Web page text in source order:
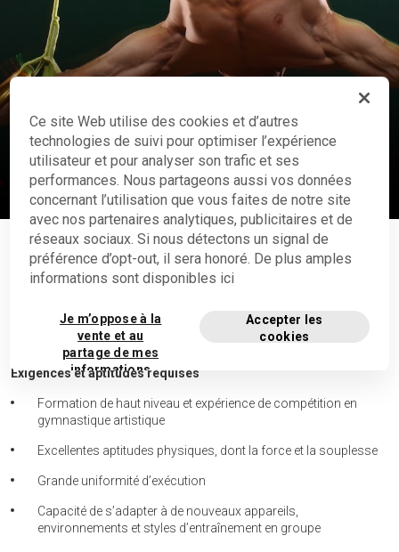
Gymnastique artistique
Démonstration dans les spectacles
Voir la vidéo
AUTRES INFORMATIONS
la force et de l'énergie. En tant qu'artiste féminine, votre dynamisme,
votre souplesse et votre grâce seront des éléments clés.
Exigences et aptitudes requises
Formation de haut niveau et expérience de compétition en
gymnastique artistique
Excellentes aptitudes physiques, dont la force et la souplesse
Grande uniformité d’exécution
Capacité de s’adapter à de nouveaux appareils,
environnements et styles d’entraînement en groupe
Ce site Web utilise des cookies et d’autres
technologies de suivi pour optimiser l’expérience
utilisateur et pour analyser son trafic et ses
performances. Nous partageons aussi vos données
concernant l’utilisation que vous faites de notre site
avec nos partenaires analytiques, publicitaires et de
réseaux sociaux. Si nous détectons un signal de
préférence d’opt-out, il sera honoré. De plus amples
informations sont disponibles ici
Je m’oppose à la
vente et au
partage de mes
informations
privées
Accepter les
cookies